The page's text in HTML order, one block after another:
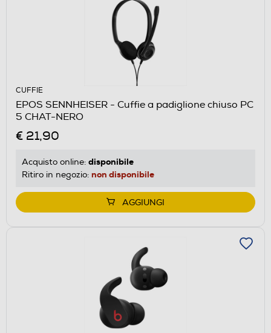
CUFFIE
EPOS SENNHEISER - Cuffie a padiglione chiuso PC
5 CHAT-NERO
€ 21,90
Acquisto online: disponibile
Ritiro in negozio: non disponibile
AGGIUNGI